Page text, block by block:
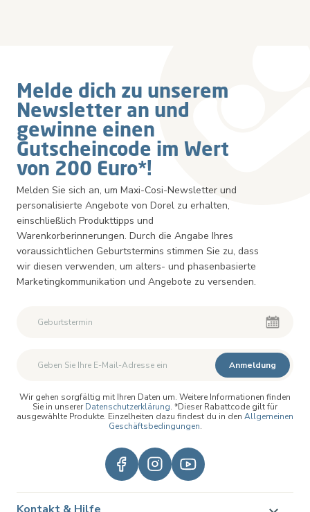
Melde dich zu unserem
Newsletter an und
gewinne einen
Gutscheincode im Wert
von 200 Euro*!
Melden Sie sich an, um Maxi-Cosi-Newsletter und
personalisierte Angebote von Dorel zu erhalten,
einschließlich Produkttipps und
Warenkorberinnerungen. Durch die Angabe Ihres
voraussichtlichen Geburtstermins stimmen Sie zu, dass
wir diesen verwenden, um alters- und phasenbasierte
Marketingkommunikation und Angebote zu versenden.
Anmeldung
Wir gehen sorgfältig mit Ihren Daten um. Weitere Informationen finden
Sie in unserer Datenschutzerklärung. *Dieser Rabattcode gilt für
ausgewählte Produkte. Einzelheiten dazu findest du in den Allgemeinen
Geschäftsbedingungen.